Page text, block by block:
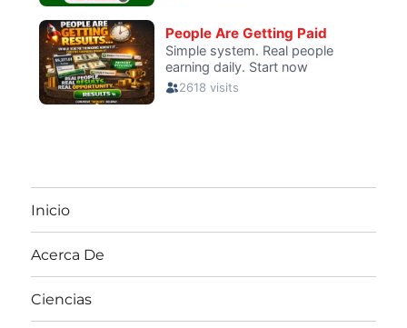
Inicio
Acerca De
Ciencias